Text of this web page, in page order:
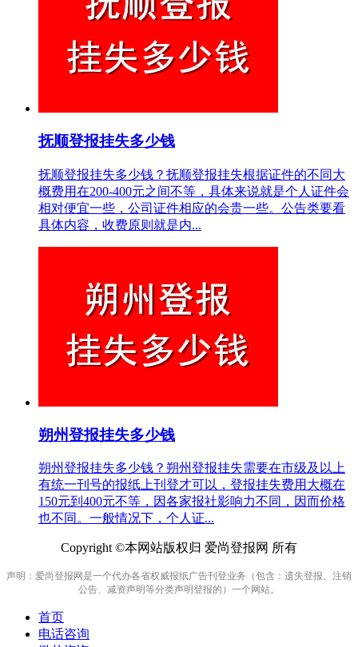
抚顺登报挂失多少钱
抚顺登报挂失多少钱？抚顺登报挂失根据证件的不同大
概费用在200-400元之间不等，具体来说就是个人证件会
相对便宜一些，公司证件相应的会贵一些。公告类要看
具体内容，收费原则就是内...
朔州登报挂失多少钱
朔州登报挂失多少钱？朔州登报挂失需要在市级及以上
有统一刊号的报纸上刊登才可以，登报挂失费用大概在
150元到400元不等，因各家报社影响力不同，因而价格
也不同。一般情况下，个人证...
Copyright ©本网站版权归 爱尚登报网 所有
声明：爱尚登报网是一个代办各省权威报纸广告刊登业务（包含：遗失登报、注销
公告、减资声明等分类声明登报的）一个网站。
首页
电话咨询